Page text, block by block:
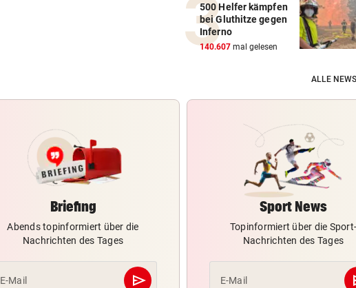
500 Helfer kämpfen
bei Gluthitze gegen
Inferno
140.607 mal gelesen
ALLE
Briefing
Abends topinformiert über die
Nachrichten des Tages
E-Mail send
Abschicken
Sport News
Topinformiert über die Sport-
Nachrichten des Tages
E-Mail